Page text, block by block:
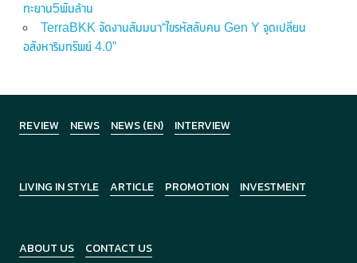
ทะยาน5พันล้าน
TerraBKK จัดงานสัมมนา“ไขรหัสลับคน Gen Y จุดเปลี่ยน
อสังหาริมทรัพย์ 4.0”
REVIEW NEWS NEWS (EN) INTERVIEW
LIVING IN STYLE ARTICLE PROMOTION INVESTMENT
ABOUT US CONTACT US